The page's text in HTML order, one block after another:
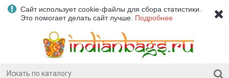
Сайт использует cookie-файлы для сбора статистики.
Это помогает делать сайт лучше. Подробнее